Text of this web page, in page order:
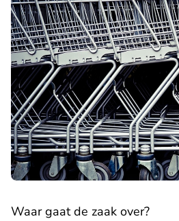
Waar gaat de zaak over?